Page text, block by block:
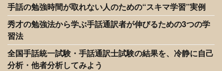
手話の勉強時間が取れない人のための“スキマ学習”実例
秀才の勉強法から学ぶ手話通訳者が伸びるための3つの学
習法
全国手話統一試験・手話通訳士試験の結果を、冷静に自己
分析・他者分析してみよう